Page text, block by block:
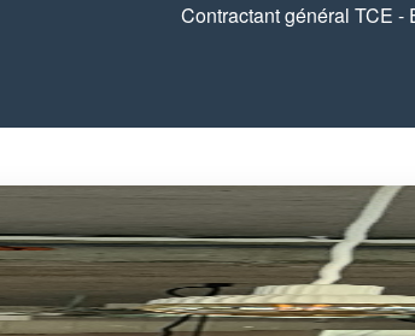
Contractant général TCE -